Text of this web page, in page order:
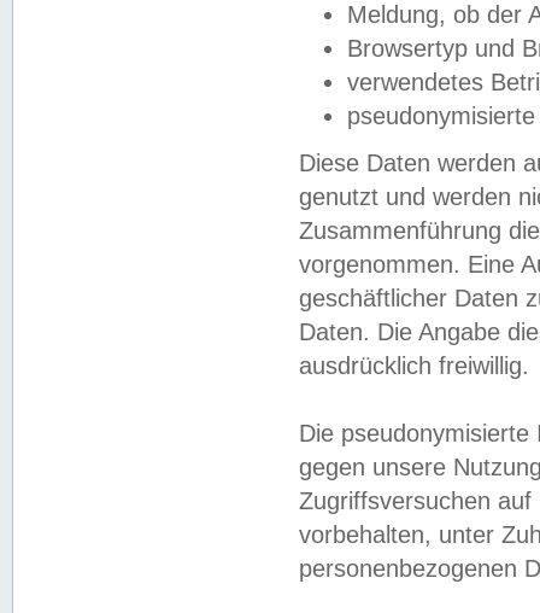
Meldung, ob der
Browsertyp und
verwendetes
Diese Daten werden
genutzt und werden
Zusammenführung
vorgenommen. Eine
geschäftlicher Daten
Daten. Die Angabe
ausdrücklich freiwillig.
Die
gegen unsere
Zugriffsversuchen
vorbehalten, unter
personenbezogenen